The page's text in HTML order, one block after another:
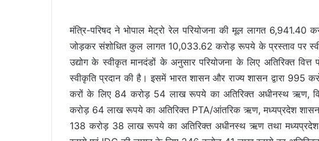
मंत्रि-परिषद ने भोपाल मेट्रो रेल परियोजना की मूल लागत
जोड़कर संशोधित कुल लागत 10,033.62 करोड़ रूपये के प्रस्ताव पर
उद्योग के स्वीकृत मानदंडों के अनुसार परियोजना के लिए अतिरिक्त
स्वीकृति प्रदान की है। इसमें भारत शासन और राज्य शासन द्वारा 995
करों के लिए 84 करोड़ 54 लाख रूपये का अतिरिक्त अधीनस्थ ऋण,
करोड़ 64 लाख रूपये का अतिरिक्त PTA/आंतरिक ऋण, मध्यप्रदेश शासन
138 करोड़ 38 लाख रूपये का अतिरिक्त अधीनस्थ ऋण तथा